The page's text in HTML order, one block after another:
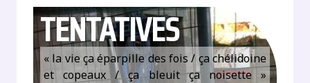
TENTATIVES
« la vie ça éparpille des fois / ça chélidoine
et copeaux / ça bleuit ça noisette »